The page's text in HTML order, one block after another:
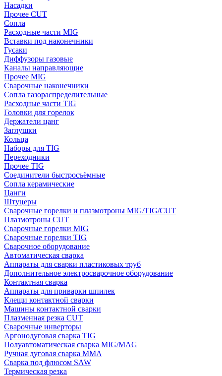
Насадки
Прочее CUT
Сопла
Расходные части MIG
Вставки под наконечники
Гусаки
Диффузоры газовые
Каналы направляющие
Прочее MIG
Сварочные наконечники
Сопла газораспределительные
Расходные части TIG
Головки для горелок
Держатели цанг
Заглушки
Кольца
Наборы для TIG
Переходники
Прочее TIG
Соединители быстросъёмные
Сопла керамические
Цанги
Штуцеры
Сварочные горелки и плазмотроны MIG/TIG/CUT
Плазмотроны CUT
Сварочные горелки MIG
Сварочные горелки TIG
Сварочное оборудование
Автоматическая сварка
Аппараты для сварки пластиковых труб
Дополнительное электросварочное оборудование
Контактная сварка
Аппараты для приварки шпилек
Клещи контактной сварки
Машины контактной сварки
Плазменная резка CUT
Сварочные инверторы
Аргонодуговая сварка TIG
Полуавтоматическая сварка MIG/MAG
Ручная дуговая сварка MMA
Сварка под флюсом SAW
Термическая резка